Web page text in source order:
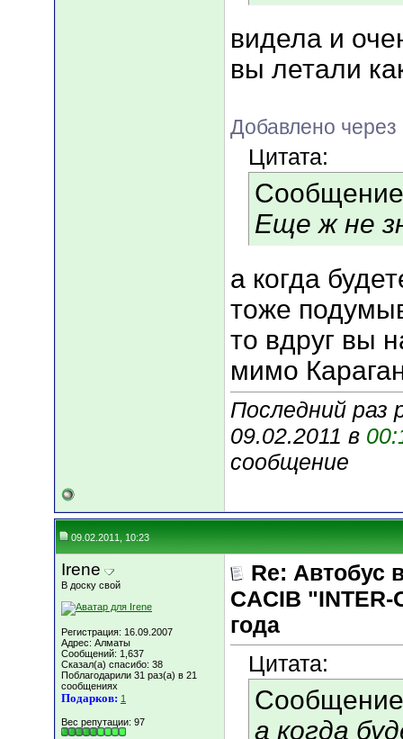
видела и
вы летали
Добавлено через
Цитата:
Еще ж не
а когда
тоже
то вдруг вы
мимо
Последний раз
09.02.2011 в
сообщение
09.02.2011, 10:23
Irene
В доску свой
Регистрация: 16.09.2007
Адрес: Алматы
Сообщений: 1,637
Сказал(а) спасибо: 38
Поблагодарили 31 раз(а) в 21
сообщениях
Подарков: 1
Вес репутации: 97
Re: Автобус
CACIB "INTER-
года
Цитата:
а когда